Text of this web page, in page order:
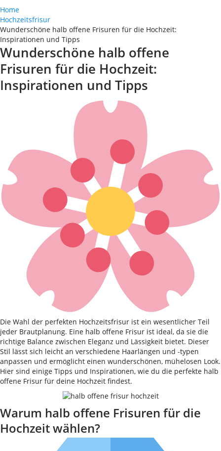
Home
Hochzeitsfrisur
Wunderschöne halb offene Frisuren für die Hochzeit:
Inspirationen und Tipps
Wunderschöne halb offene
Frisuren für die Hochzeit:
Inspirationen und Tipps
Die Wahl der perfekten Hochzeitsfrisur ist ein wesentlicher Teil
jeder Brautplanung. Eine halb offene Frisur ist ideal, da sie die
richtige Balance zwischen Eleganz und Lässigkeit bietet. Dieser
Stil lässt sich leicht an verschiedene Haarlängen und -typen
anpassen und ermöglicht einen wunderschönen, mühelosen Look.
Hier sind einige Tipps und Inspirationen, wie du die perfekte halb
offene Frisur für deine Hochzeit findest.
Warum halb offene Frisuren für die
Hochzeit wählen?